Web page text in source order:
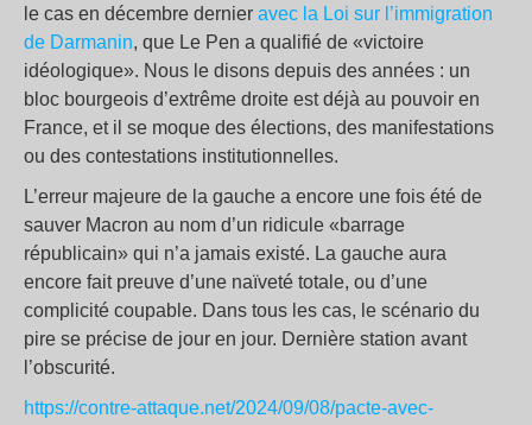
le cas en décembre dernier avec la Loi sur l’immigration
de Darmanin, que Le Pen a qualifié de «victoire
idéologique». Nous le disons depuis des années : un
bloc bourgeois d’extrême droite est déjà au pouvoir en
France, et il se moque des élections, des manifestations
ou des contestations institutionnelles.
L’erreur majeure de la gauche a encore une fois été de
sauver Macron au nom d’un ridicule «barrage
républicain» qui n’a jamais existé. La gauche aura
encore fait preuve d’une naïveté totale, ou d’une
complicité coupable. Dans tous les cas, le scénario du
pire se précise de jour en jour. Dernière station avant
l’obscurité.
https://contre-attaque.net/2024/09/08/pacte-avec-